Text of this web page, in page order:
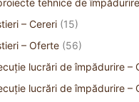
– Cereri (15)
– Oferte (56)
lucrări de împădurire –
lucrări de împădurire –